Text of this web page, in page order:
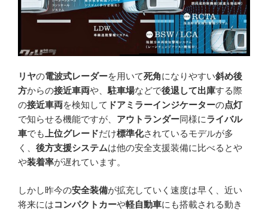
リヤの電波式レーダーを用いて死角になりやすい斜め後
方からの接近車両や、 駐車場などで後退して出庫する際
の接近車両を検知して ドアミラーインジケーターの点灯
で知らせる機能ですが、 アウトランダー同様にライバル
車でも 上位グレードだけ標準化されているモデルが多
く、 後方支援システムは他の安全支援装備に比べるとや
や装着率が遅れています。
しかし昨今の安全装備が拡充していく速度は早く、近い
将来にはコンパクトカーや軽自動車にも搭載される動き